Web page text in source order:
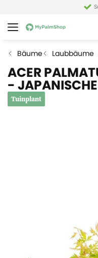
Bäume Laubbäume
ACER
-
Tuinplant